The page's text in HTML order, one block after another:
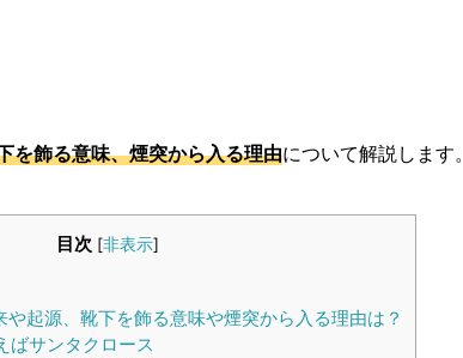
を飾る意味、煙突から入る理由について解説します。
目次 [非表示]
起源、靴下を飾る意味や煙突から入る理由は？
ばサンタクロース